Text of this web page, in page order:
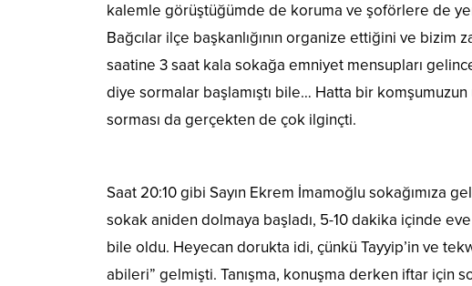
kalemle görüştüğümde de koruma ve şoförlere de
Bağcılar ilçe başkanlığının organize ettiğini ve
saatine 3 saat kala sokağa emniyet mensupları
diye sormalar başlamıştı bile… Hatta bir
sorması da gerçekten de çok ilginçti.
Saat 20:10 gibi Sayın Ekrem İmamoğlu sokağımıza
sokak aniden dolmaya başladı, 5-10 dakika içinde
bile oldu. Heyecan dorukta idi, çünkü Tayyip’in ve
abileri” gelmişti. Tanışma, konuşma derken iftar için